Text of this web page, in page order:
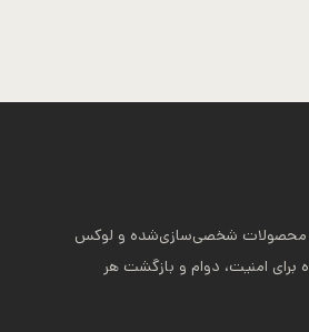
محصولات شخصی‌سازی‌شده و لوکس
امنیت، دوام و بازگشت هر